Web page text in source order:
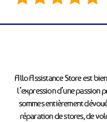
Allo Assistance Store est
l’expression d’une passion
sommes entièrement
réparation de stores, de